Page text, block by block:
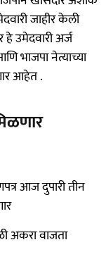
जाहीर केली
उमेदवारी अर्ज
भाजपा नेत्याच्या
आहेत .
आज दुपारी तीन
अकरा वाजता